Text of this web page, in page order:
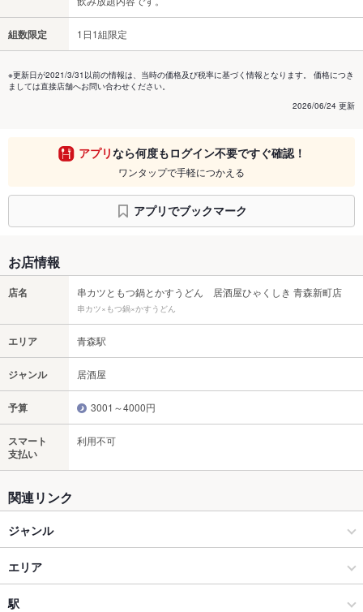
組数限定 1日1組限定
※更新日が2021/3/31以前の情報は、当時の価格及び税率に基づく情報となります。 価格につき
ましては直接店舗へお問い合わせください。
2026/06/24 更新
アプリなら何度もログイン不要ですぐ確認！
ワンタップで手軽につかえる
アプリでブックマーク
お店情報
店名 串カツともつ鍋とかすうどん 居酒屋ひゃくしき 青森新町店
串カツ×もつ鍋×かすうどん
エリア 青森駅
ジャンル 居酒屋
予算 3001～4000円
スマート
支払い
利用不可
関連リンク
ジャンル
居酒屋
和風
エリア
青森駅
駅